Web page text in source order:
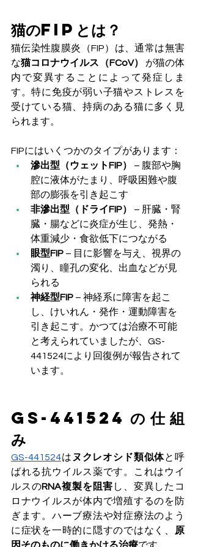
猫のFIPとは？
猫伝染性腹膜炎（FIP）は、通常は無害
な猫コロナウイルス（FCoV）
が猫の体
内で変異することによって発症しま
す。特に免疫が弱い子猫やストレスを
受けている猫、持病のある猫に多く見
られます。
FIPにはいくつかのタイプがあります：
滲出型（ウェットFIP）
– 腹部や胸
腔に液体がたまり、呼吸困難や腹
部の膨張を引き起こす
非滲出型（ドライFIP）
– 肝臓・腎
臓・腸などに炎症が生じ、発熱・
体重減少・食欲低下につながる
眼型FIP – 目に影響を与え、視界の
濁り、瞳孔の変化、出血などが見
られる
神経型FIP – 神経系に障害を起こ
し、けいれん・発作・運動障害を
引き起こす。かつては治療不可能
と考えられていましたが、GS-
441524により回復例が報告されて
います。
GS-441524の仕組
み
GS-441524は ヌクレオシド類似体と呼
ばれる抗ウイルス薬です。これはウイ
ルスのRNA複製を阻害 し、変異したコ
ロナウイルスが体内で増殖するのを防
ぎます。ハーブ療法や対症療法のよう
に症状を一時的に隠すのではなく、 原